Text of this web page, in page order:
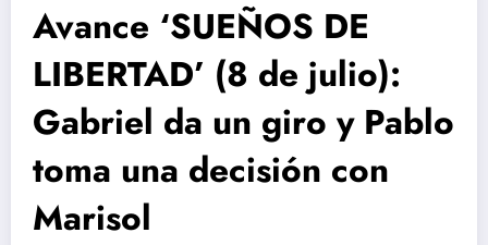
Avance ‘SUEÑOS DE
LIBERTAD’ (8 de julio):
Gabriel da un giro y Pablo
toma una decisión con
Marisol